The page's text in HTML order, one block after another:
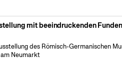
mit beeindruckenden
des Römisch-Germanischen
Neumarkt